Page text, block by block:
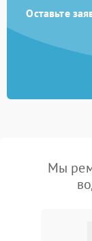
Оставьте
Мы